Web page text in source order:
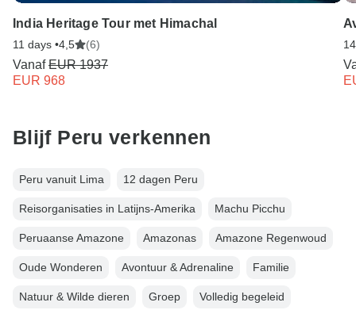
India Heritage Tour met Himachal
11 days •4,5 (6)
VanafEUR 1937
EUR 968
Blijf Peru verkennen
Peru vanuit Lima 12 dagen Peru
Reisorganisaties in Latijns-Amerika Machu Picchu
Peruaanse Amazone Amazonas Amazone Regenwoud
Oude Wonderen Avontuur & Adrenaline Familie
Natuur & Wilde dieren Groep Volledig begeleid